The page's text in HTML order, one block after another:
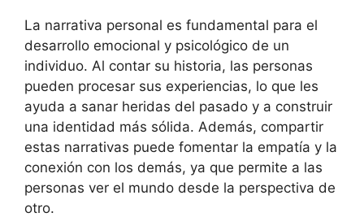
La narrativa personal es fundamental para el
desarrollo emocional y psicológico de un
individuo. Al contar su historia, las personas
pueden procesar sus experiencias, lo que les
ayuda a sanar heridas del pasado y a construir
una identidad más sólida. Además, compartir
estas narrativas puede fomentar la empatía y la
conexión con los demás, ya que permite a las
personas ver el mundo desde la perspectiva de
otro.